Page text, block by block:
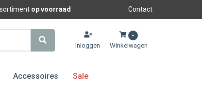
op voorraad Contact
Inloggen
-
Winkelwagen
Accessoires Sale